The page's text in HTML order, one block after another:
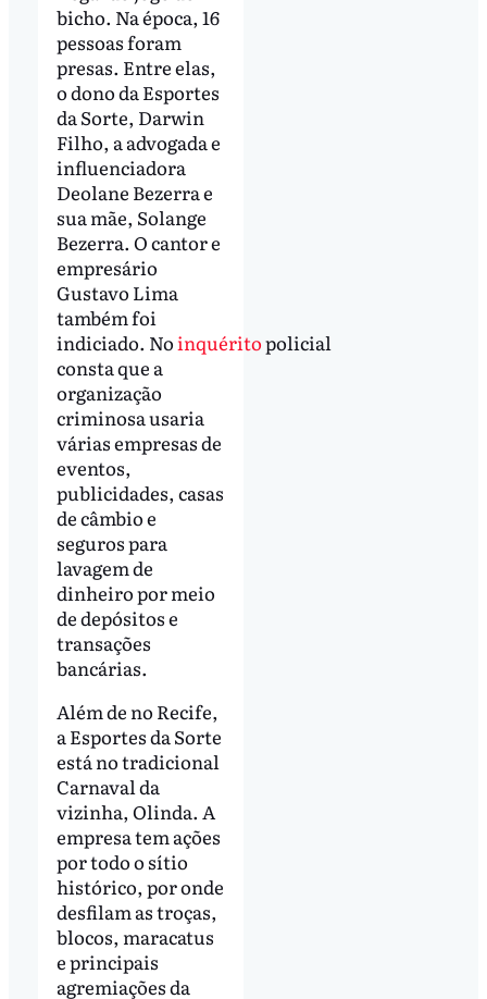
bicho. Na época, 16
pessoas foram
presas. Entre elas,
o dono da Esportes
da Sorte, Darwin
Filho, a advogada e
influenciadora
Deolane Bezerra e
sua mãe, Solange
Bezerra. O cantor e
empresário
Gustavo Lima
também foi
indiciado. No inquéritopolicial
consta que a
organização
criminosa usaria
várias empresas de
eventos,
publicidades, casas
de câmbio e
seguros para
lavagem de
dinheiro por meio
de depósitos e
transações
bancárias.
Além de no Recife,
a Esportes da Sorte
está no tradicional
Carnaval da
vizinha, Olinda. A
empresa tem ações
por todo o sítio
histórico, por onde
desfilam as troças,
blocos, maracatus
e principais
agremiações da